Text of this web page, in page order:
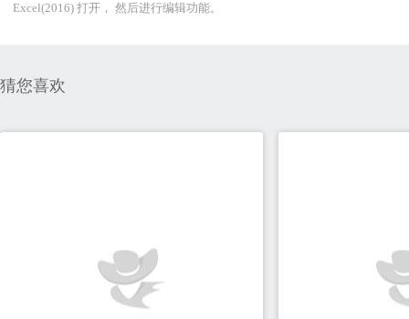
Excel(2016) 打开， 然后进行编辑功能。
猜您喜欢